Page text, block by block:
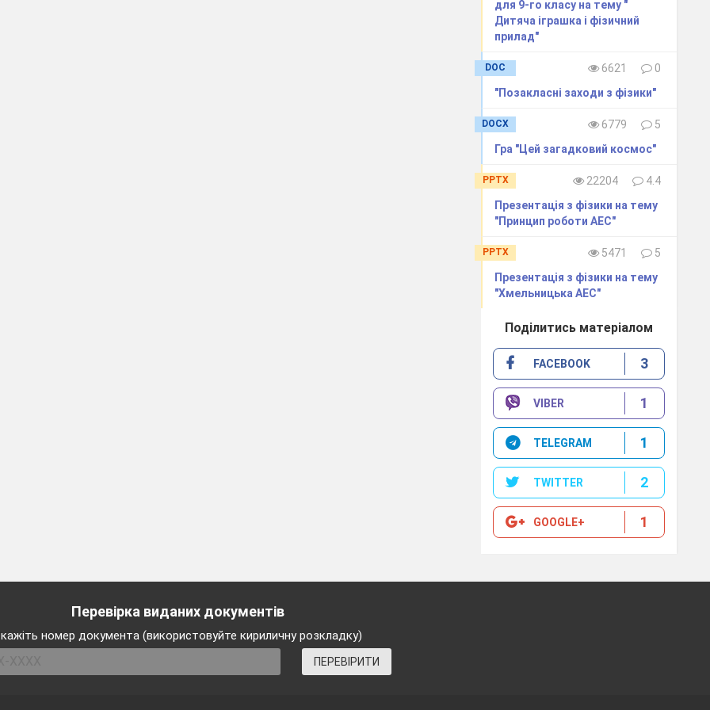
для 9-го класу на тему "
Дитяча іграшка і фізичний
прилад"
DOC 6621
0
"Позакласні заходи з фізики"
DOCX 6779
5
Гра "Цей загадковий космос"
PPTX 22204
4.4
Презентація з фізики на тему
"Принцип роботи АЕС"
PPTX 5471
5
Презентація з фізики на тему
"Хмельницька АЕС"
Поділитись матеріалом
FACEBOOK 3
VIBER 1
TELEGRAM 1
TWITTER 2
GOOGLE+ 1
Перевірка виданих документів
номер документа (використовуйте кириличну розкладку)
ПЕРЕВІРИТИ